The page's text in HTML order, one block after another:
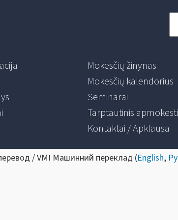
Mokesčių žinynas
Mokesčių kalendorius
Seminarai
Tarptautinis
Kontaktai / Apklausa
/ VMI Машинний переклад (English,